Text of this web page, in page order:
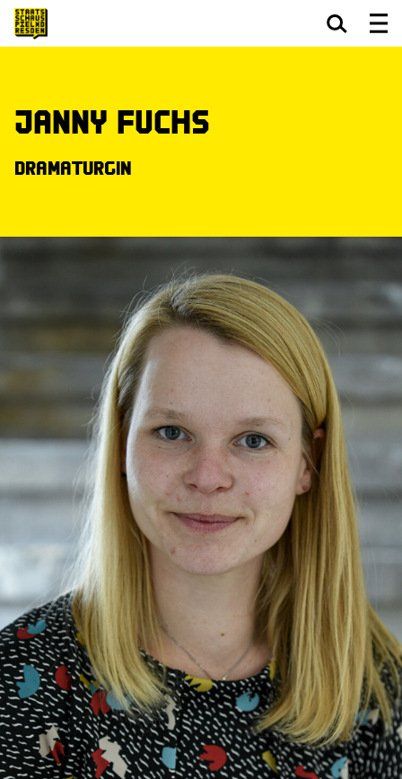
Janny Fuchs
Dramaturgin